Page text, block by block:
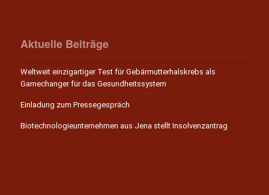
Aktuelle Beiträge
Weltweit einzigartiger Test für Gebärmutterhalskrebs als
Gamechanger für das Gesundheitssystem
Einladung zum Pressegespräch
Biotechnologieunternehmen aus Jena stellt Insolvenzantrag